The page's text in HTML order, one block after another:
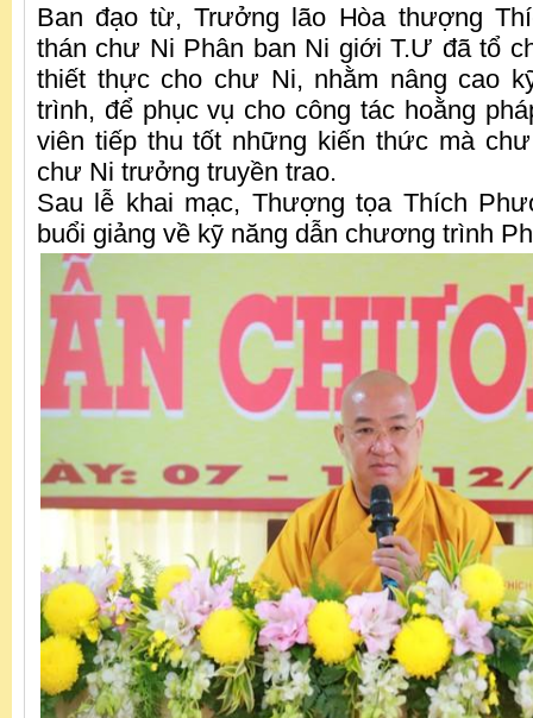
Ban đạo từ, Trưởng lão Hòa thượng
thán chư Ni Phân ban Ni giới T.Ư đã tổ
thiết thực cho chư Ni, nhằm nâng cao
trình, để phục vụ cho công tác hoằng
viên tiếp thu tốt những kiến thức mà
chư Ni trưởng truyền trao.
Sau lễ khai mạc, Thượng tọa Thích
buổi giảng về kỹ năng dẫn chương trình